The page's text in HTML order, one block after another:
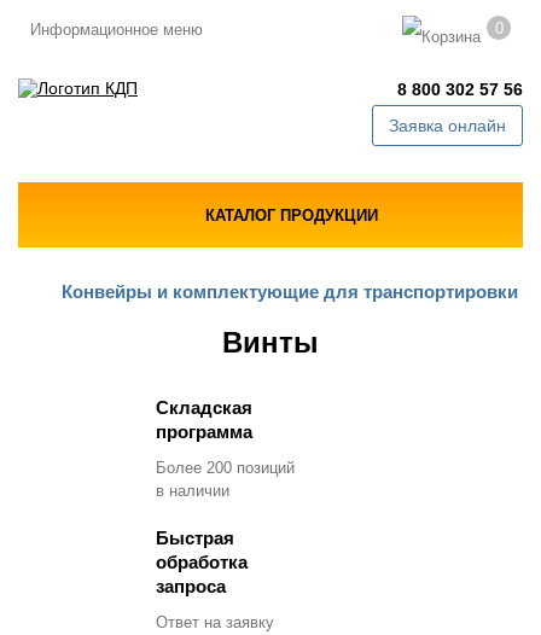
Информационное меню 0
8 800 302 57 56
Заявка онлайн
КАТАЛОГ ПРОДУКЦИИ
Конвейры и комплектующие для транспортировки
Винты
Складская
программа
Более 200 позиций
в наличии
Быстрая
обработка
запроса
Ответ на заявку